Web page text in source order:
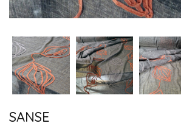
SANSE